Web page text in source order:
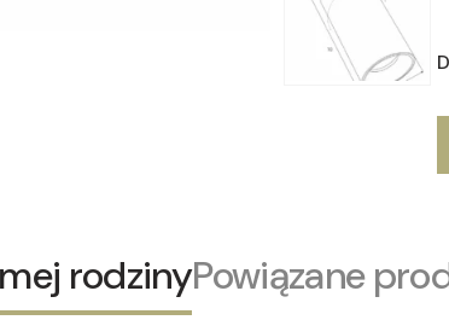
rodzinyPowiązane